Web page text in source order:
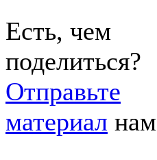
Есть, чем
поделиться?
Отправьте
материал нам